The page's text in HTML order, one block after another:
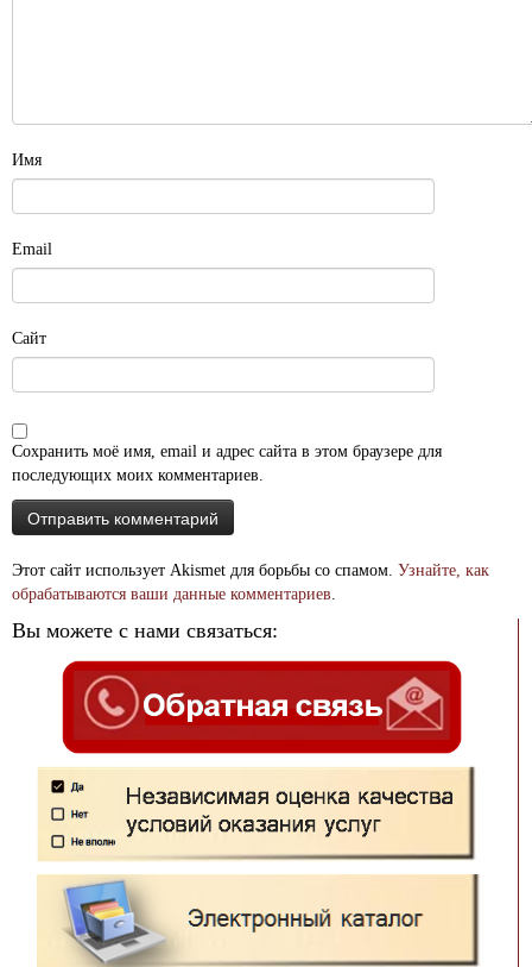
Имя
Email
Сайт
Сохранить моё имя, email и адрес сайта в этом браузере для
последующих моих комментариев.
Этот сайт использует Akismet для борьбы со спамом. Узнайте, как
обрабатываются ваши данные комментариев.
Вы можете с нами связаться: